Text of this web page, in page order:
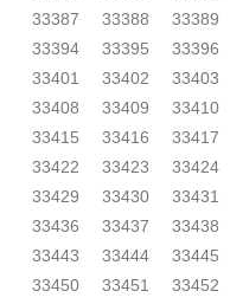
33387
33388 33389
33394
33395 33396
33401
33402 33403
33408
33409 33410
33415
33416 33417
33422
33423 33424
33429
33430 33431
33436
33437 33438
33443
33444 33445
33450
33451 33452